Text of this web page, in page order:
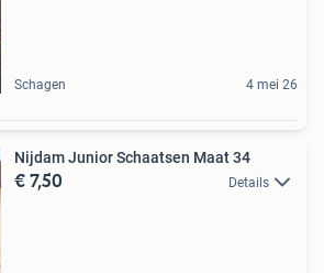
Schagen 4 mei 26
Nijdam Junior Schaatsen Maat 34
€ 7,50 Details